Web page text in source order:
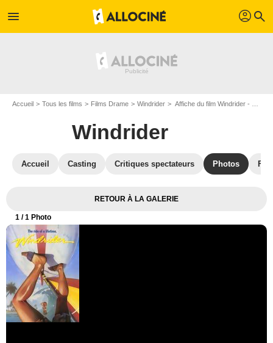
menu profil search
Accueil Tous les films Films Drame Windrider Affiche du film Windrider - Photo 1
Windrider
Accueil Casting Critiques spectateurs Photos
RETOUR À LA GALERIE
1 / 1 Photo